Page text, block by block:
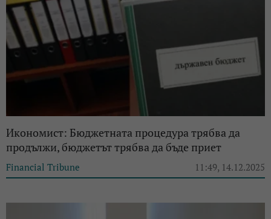
Икономист: Бюджетната процедура трябва да
продължи, бюджетът трябва да бъде приет
Financial Tribune 11:49, 14.12.2025